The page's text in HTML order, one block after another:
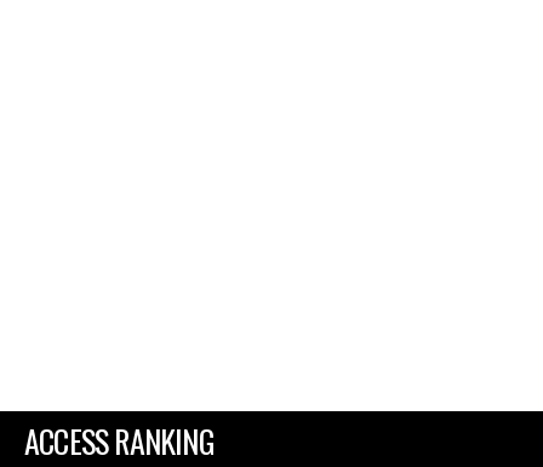
ACCESS RANKING